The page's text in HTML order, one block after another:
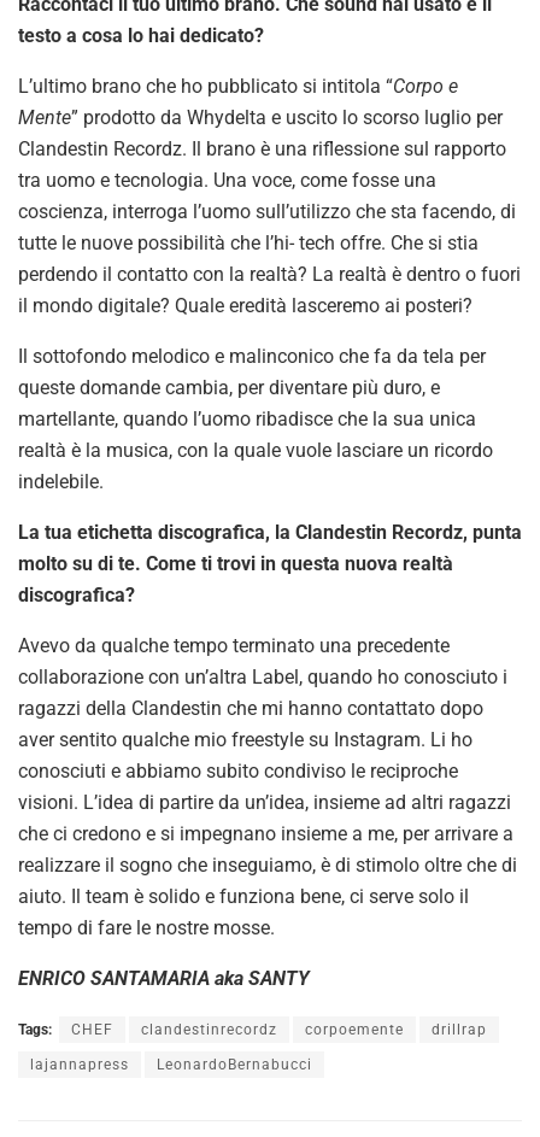
Raccontaci il tuo ultimo brano. Che sound hai usato e il
testo a cosa lo hai dedicato?
L’ultimo brano che ho pubblicato si intitola “Corpo e
Mente” prodotto da Whydelta e uscito lo scorso luglio per
Clandestin Recordz. Il brano è una riflessione sul rapporto
tra uomo e tecnologia. Una voce, come fosse una
coscienza, interroga l’uomo sull’utilizzo che sta facendo, di
tutte le nuove possibilità che l’hi- tech offre. Che si stia
perdendo il contatto con la realtà? La realtà è dentro o fuori
il mondo digitale? Quale eredità lasceremo ai posteri?
Il sottofondo melodico e malinconico che fa da tela per
queste domande cambia, per diventare più duro, e
martellante, quando l’uomo ribadisce che la sua unica
realtà è la musica, con la quale vuole lasciare un ricordo
indelebile.
La tua etichetta discografica, la Clandestin Recordz, punta
molto su di te. Come ti trovi in questa nuova realtà
discografica?
Avevo da qualche tempo terminato una precedente
collaborazione con un’altra Label, quando ho conosciuto i
ragazzi della Clandestin che mi hanno contattato dopo
aver sentito qualche mio freestyle su Instagram. Li ho
conosciuti e abbiamo subito condiviso le reciproche
visioni. L’idea di partire da un’idea, insieme ad altri ragazzi
che ci credono e si impegnano insieme a me, per arrivare a
realizzare il sogno che inseguiamo, è di stimolo oltre che di
aiuto. Il team è solido e funziona bene, ci serve solo il
tempo di fare le nostre mosse.
ENRICO SANTAMARIA aka SANTY
Tags: CHEF clandestinrecordz corpoemente drillrap
lajannapress LeonardoBernabucci